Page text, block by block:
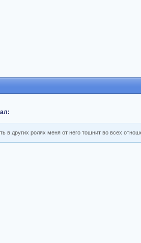
в других ролях меня от него тошнит во всех